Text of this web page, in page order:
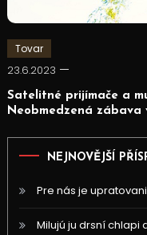
Tovar
23.6.2023
Satelitné prijímače a
Neobmedzená zábava
NEJNOVĚJŠÍ
Pre nás je
Milujú ju drsní chlapi